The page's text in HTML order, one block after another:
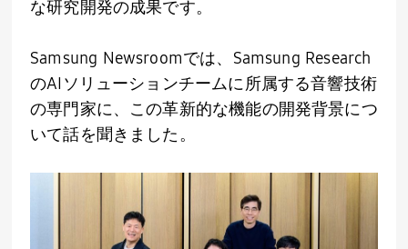
な研究開発の成果です。
Samsung Newsroomでは、 Samsung Research
のAI ソリューションチームに所属する音響技術
の専門家に、この革新的な機能の開発背景につ
いて話を聞きました。